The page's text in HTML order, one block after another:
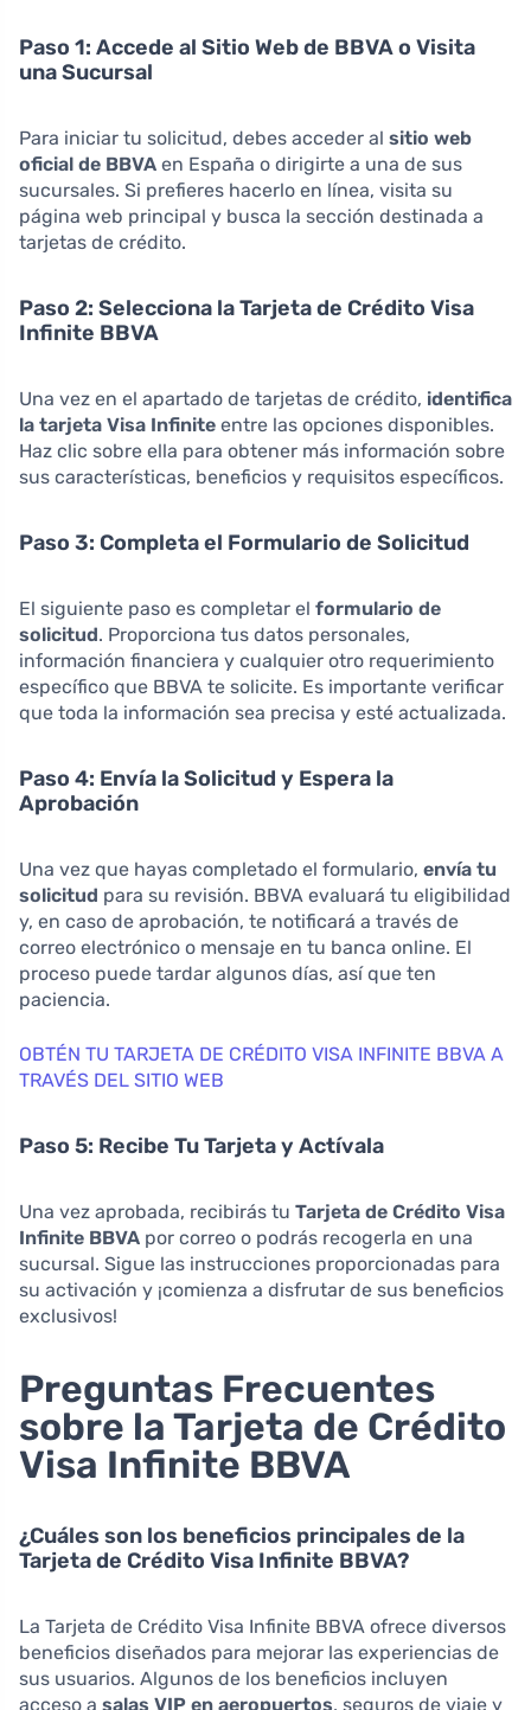
Paso 1: Accede al Sitio Web de BBVA o Visita
una Sucursal
Para iniciar tu solicitud, debes acceder al sitio web
oficial de BBVA en España o dirigirte a una de sus
sucursales. Si prefieres hacerlo en línea, visita su
página web principal y busca la sección destinada a
tarjetas de crédito.
Paso 2: Selecciona la Tarjeta de Crédito Visa
Infinite BBVA
Una vez en el apartado de tarjetas de crédito, identifica
la tarjeta Visa Infinite entre las opciones disponibles.
Haz clic sobre ella para obtener más información sobre
sus características, beneficios y requisitos específicos.
Paso 3: Completa el Formulario de Solicitud
El siguiente paso es completar el formulario de
solicitud. Proporciona tus datos personales,
información financiera y cualquier otro requerimiento
específico que BBVA te solicite. Es importante verificar
que toda la información sea precisa y esté actualizada.
Paso 4: Envía la Solicitud y Espera la
Aprobación
Una vez que hayas completado el formulario, envía tu
solicitud para su revisión. BBVA evaluará tu eligibilidad
y, en caso de aprobación, te notificará a través de
correo electrónico o mensaje en tu banca online. El
proceso puede tardar algunos días, así que ten
paciencia.
OBTÉN TU TARJETA DE CRÉDITO VISA INFINITE BBVA A
TRAVÉS DEL SITIO WEB
Paso 5: Recibe Tu Tarjeta y Actívala
Una vez aprobada, recibirás tu Tarjeta de Crédito Visa
Infinite BBVA por correo o podrás recogerla en una
sucursal. Sigue las instrucciones proporcionadas para
su activación y ¡comienza a disfrutar de sus beneficios
exclusivos!
Preguntas Frecuentes
sobre la Tarjeta de Crédito
Visa Infinite BBVA
¿Cuáles son los beneficios principales de la
Tarjeta de Crédito Visa Infinite BBVA?
La Tarjeta de Crédito Visa Infinite BBVA ofrece diversos
beneficios diseñados para mejorar las experiencias de
sus usuarios. Algunos de los beneficios incluyen
acceso a salas VIP en aeropuertos, seguros de viaje y